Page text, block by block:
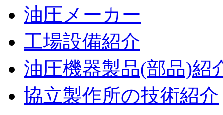
油圧メーカー
工場設備紹介
油圧機器製品(部品)紹
協立製作所の技術紹介